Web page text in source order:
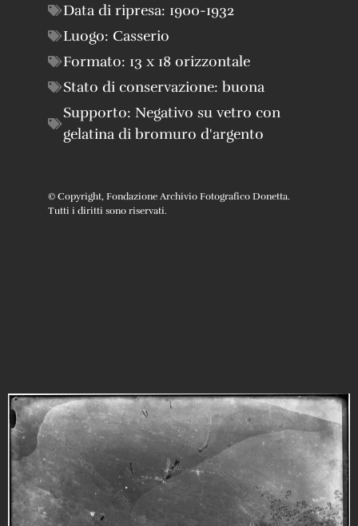
Data di ripresa: 1900-1932
Luogo: Casserio
Formato: 13 x 18 orizzontale
Stato di conservazione: buona
Supporto: Negativo su vetro con
gelatina di bromuro d'argento
© Copyright, Fondazione Archivio Fotografico Donetta.
Tutti i diritti sono riservati.